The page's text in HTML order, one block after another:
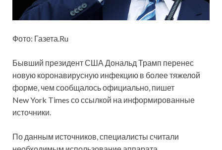
Фото: Газета.Ru
Бывший президент США Дональд Трамп перенес
новую коронавирусную инфекцию в более тяжелой
форме, чем сообщалось официально, пишет
New York Times со ссылкой на информированные
источники.
По данным источников, специалисты считали